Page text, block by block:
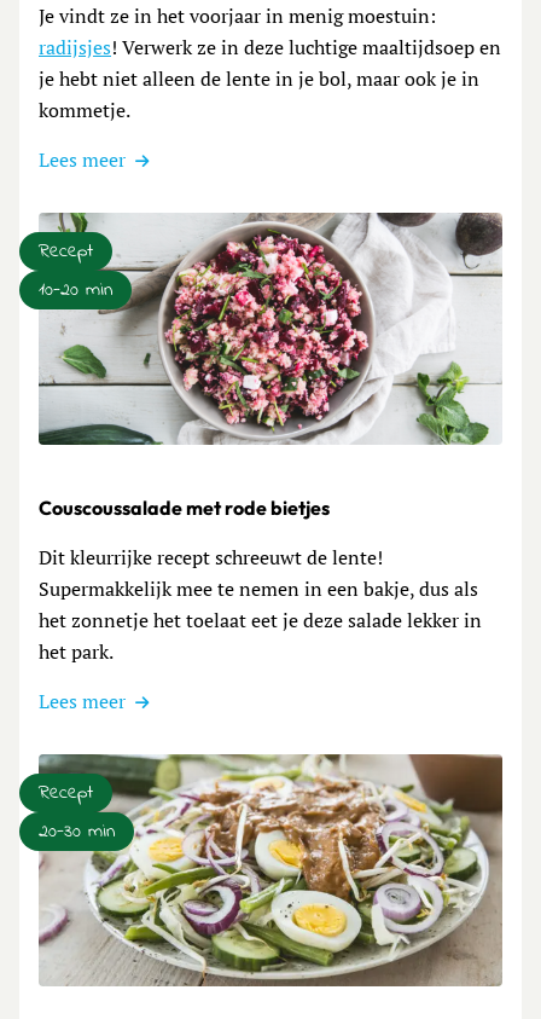
Je vindt ze in het voorjaar in menig moestuin:
radijsjes! Verwerk ze in deze luchtige maaltijdsoep en
je hebt niet alleen de lente in je bol, maar ook je in
kommetje.
Lees meer
Recept
10-20 min
Couscoussalade met rode bietjes
Dit kleurrijke recept schreeuwt de lente!
Supermakkelijk mee te nemen in een bakje, dus als
het zonnetje het toelaat eet je deze salade lekker in
het park.
Lees meer
Recept
20-30 min